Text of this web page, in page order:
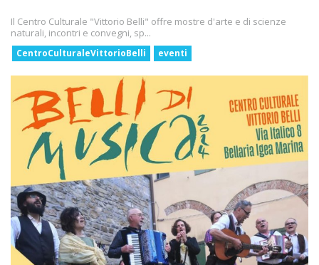
Il Centro Culturale "Vittorio Belli" offre mostre d'arte e di scienze
naturali, incontri e convegni, sp...
CentroCulturaleVittorioBelli eventi